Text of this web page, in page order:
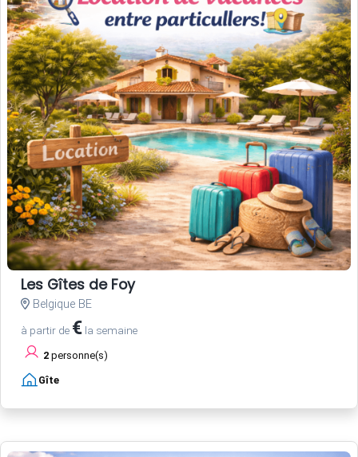
Les Gîtes de Foy
Belgique BE
à partir de € la semaine
2 personne(s)
Gîte